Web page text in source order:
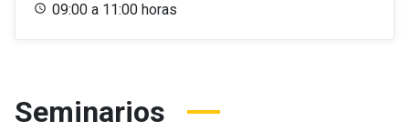
09:00 a 11:00 horas
Seminarios